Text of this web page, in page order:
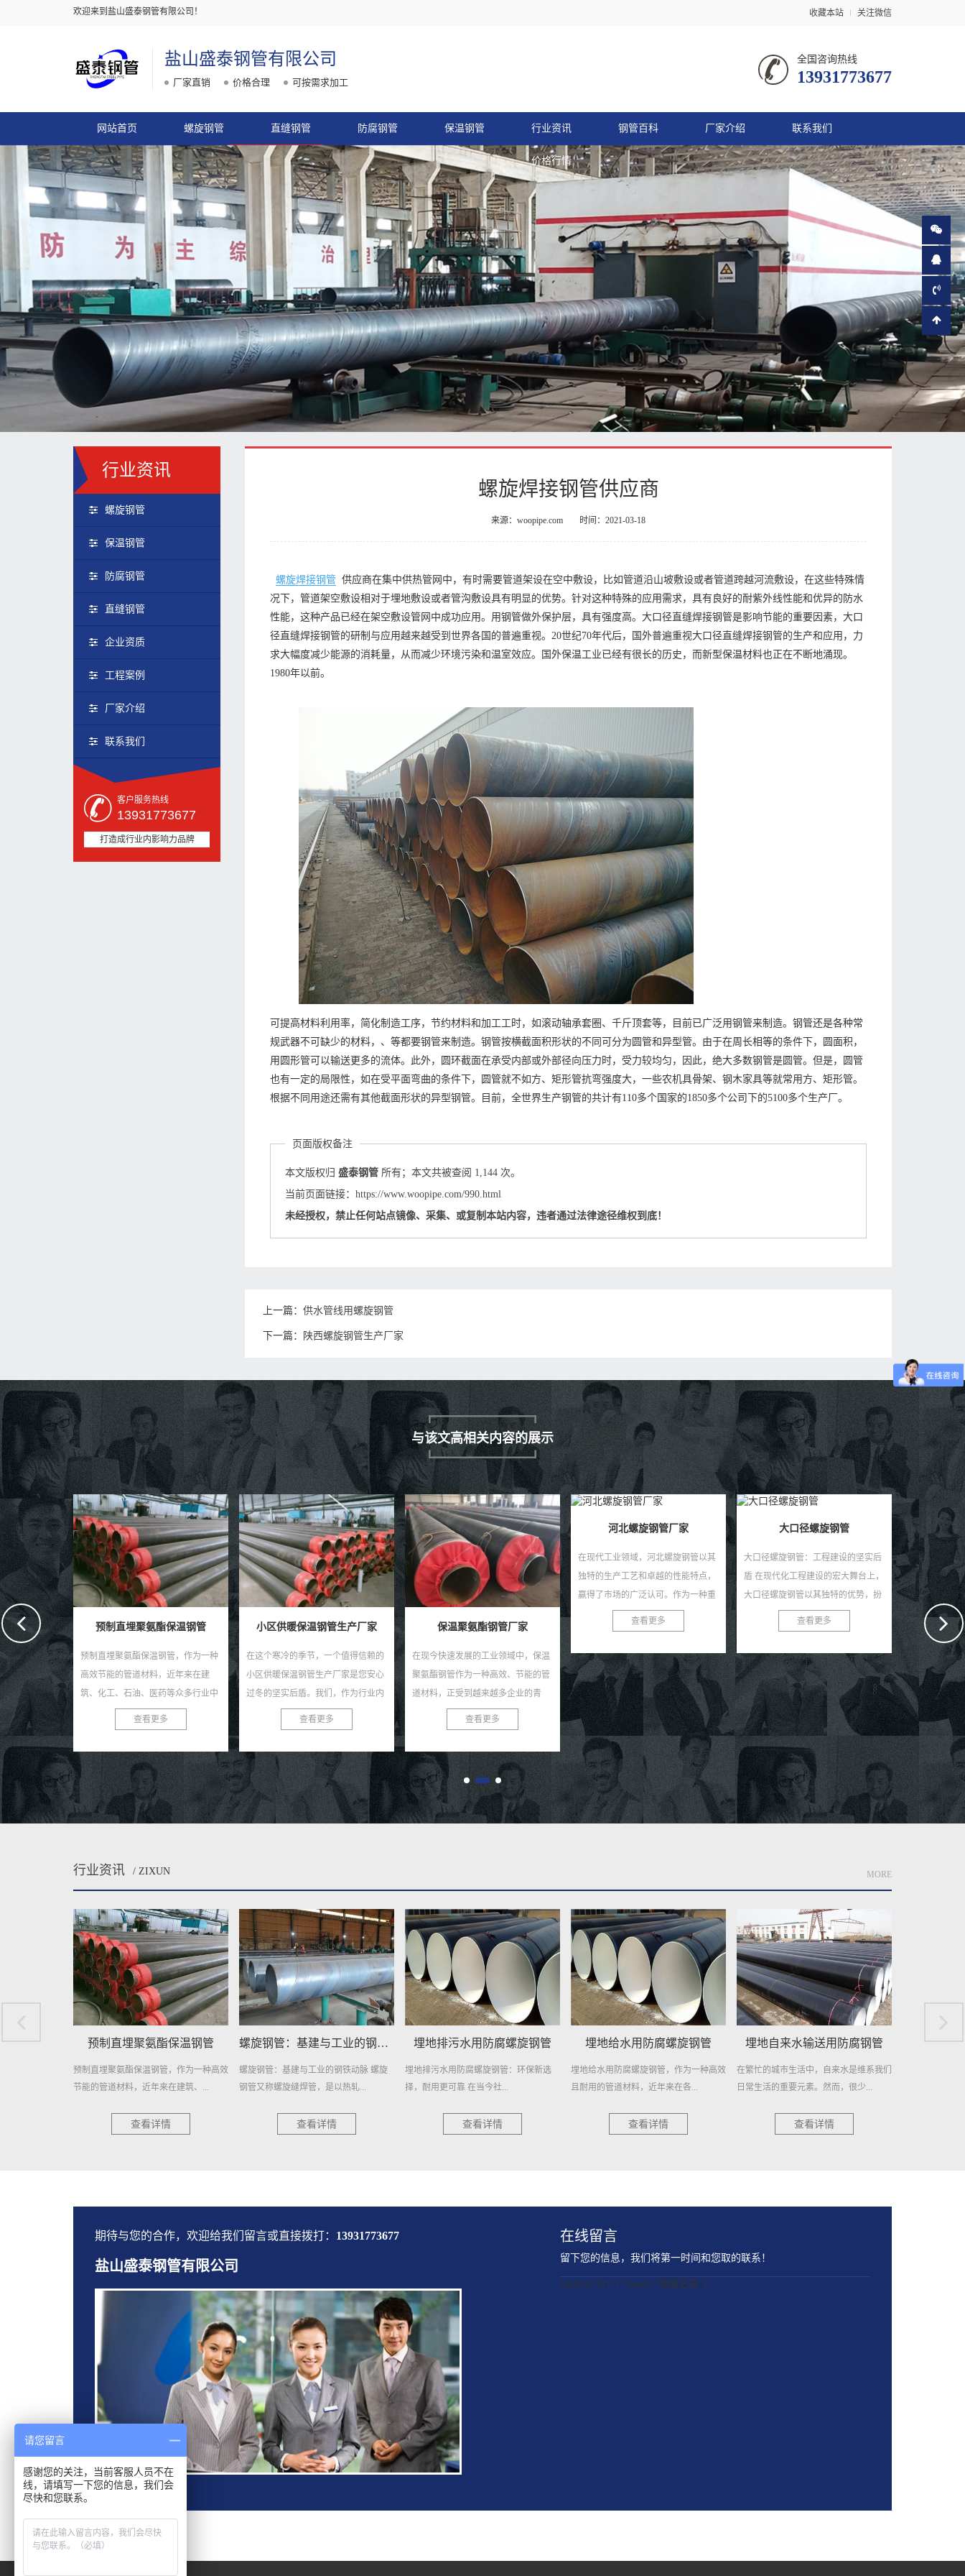
欢迎来到盐山盛泰钢管有限公司！ 收藏本站 关注微信
盐山盛泰钢管有限公司
厂家直销 价格合理 可按需求加工
全国咨询热线
13931773677
网站首页 螺旋钢管 直缝钢管 防腐钢管 保温钢管 行业资讯
价格行情
钢管百科 厂家介绍 联系我们
行业资讯
螺旋钢管
保温钢管
防腐钢管
直缝钢管
企业资质
工程案例
厂家介绍
联系我们
客户服务热线
13931773677
打造成行业内影响力品牌
螺旋焊接钢管供应商
来源：woopipe.com 时间：2021-03-18
螺旋焊接钢管
供应商在集中供热管网中，有时需要管道架设在空中敷设，比如管道沿山坡敷设或者管道跨越河流敷设，在这些特殊情
况下，管道架空敷设相对于埋地敷设或者管沟敷设具有明显的优势。针对这种特殊的应用需求，具有良好的耐紫外线性能和优异的防水
性能，这种产品已经在架空敷设管网中成功应用。用钢管做外保护层，具有强度高。大口径直缝焊接钢管是影响节能的重要因素，大口
径直缝焊接钢管的研制与应用越来越受到世界各国的普遍重视。20世纪70年代后，国外普遍重视大口径直缝焊接钢管的生产和应用，力
求大幅度减少能源的消耗量，从而减少环境污染和温室效应。国外保温工业已经有很长的历史，而新型保温材料也正在不断地涌现。
1980年以前。
可提高材料利用率，简化制造工序，节约材料和加工工时，如滚动轴承套圈、千斤顶套等，目前已广泛用钢管来制造。钢管还是各种常
规武器不可缺少的材料，、等都要钢管来制造。钢管按横截面积形状的不同可分为圆管和异型管。由于在周长相等的条件下，圆面积，
用圆形管可以输送更多的流体。此外，圆环截面在承受内部或外部径向压力时，受力较均匀，因此，绝大多数钢管是圆管。但是，圆管
也有一定的局限性，如在受平面弯曲的条件下，圆管就不如方、矩形管抗弯强度大，一些农机具骨架、钢木家具等就常用方、矩形管。
根据不同用途还需有其他截面形状的异型钢管。目前，全世界生产钢管的共计有110多个国家的1850多个公司下的5100多个生产厂。
页面版权备注
本文版权归盛泰钢管 所有；本文共被查阅 1,144 次。
当前页面链接：https://www.woopipe.com/990.html
未经授权，禁止任何站点镜像、采集、或复制本站内容，违者通过法律途径维权到底！
上一篇：供水管线用螺旋钢管
下一篇： 陕西螺旋钢管生产厂家
与该文高相关内容的展示
温钢管
，作为一种
年来在建
众多行业中
管不仅具有
小区供暖保温钢管生产厂家
在这个寒冷的季节，一个值得信赖的
小区供暖保温钢管生产厂家是您安心
过冬的坚实后盾。我们，作为行业内
的佼佼者，致力于为您提供高质量、
高性能的供暖保温钢管，...
查看更多
保温聚氨酯钢管厂家
在现今快速发展的工业领域中，保温
聚氨酯钢管作为一种高效、节能的管
道材料，正受到越来越多企业的青
睐。作为专业的保温聚氨酯钢管厂
家，我们致力于为客户提供优...
查看更多
河北螺旋钢管厂家
在现代工业领域，河北螺旋钢管以其
独特的生产工艺和卓越的性能特点，
赢得了市场的广泛认可。作为一种重
气、化工、建筑、桥梁等诸...
查看更多
大口径螺旋钢管
大口径螺旋钢管：工程建设的坚实后
盾 在现代化工程建设的宏大舞台上，
大口径螺旋钢管以其独特的优势，扮
演着至关重要的角色。作为一种高性
能的金属管道材料，...
查看更多
作打桩管用螺旋钢管
随着建筑行业的不断发展，打桩工程
成为了建筑项目中的重要环节。为了
满足打桩工程的需求，我们推出了高
效、耐用、安全的作打桩管用螺旋钢
管。 作打桩管用...
螺旋钢管：
旋钢管又称螺
钢卷为原料
自动双丝双
材，焊缝呈
行业资讯 / ZIXUN MORE
温钢管 螺旋钢管：基建与工业的钢铁动脉
螺旋钢管：基建与工业的钢铁动脉 螺旋
钢管又称螺旋缝焊管，是以热轧...
查看详情
埋地排污水用防腐螺旋钢管
埋地排污水用防腐螺旋钢管：环保新选
择，耐用更可靠 在当今社...
查看详情
埋地给水用防腐螺旋钢管
埋地给水用防腐螺旋钢管，作为一种高效
且耐用的管道材料，近年来在各...
查看详情
埋地自来水输送用防腐钢管
在繁忙的城市生活中，自来水是维系我们
日常生活的重要元素。然而，很少...
查看详情
地埋供水用防腐螺旋钢管
地埋供水用防腐螺旋钢管——高效稳定，
持久耐用 在现代城市供水系统中...
查看详情
城市
期待与您的合作，欢迎给我们留言或直接拨打： 13931773677
盐山盛泰钢管有限公司
在线留言
留下您的信息，我们将第一时间和您取的联系！
[quform id="1" name="询盘记录"]
请您留言
感谢您的关注，当前客服人员不在
线，请填写一下您的信息，我们会
尽快和您联系。